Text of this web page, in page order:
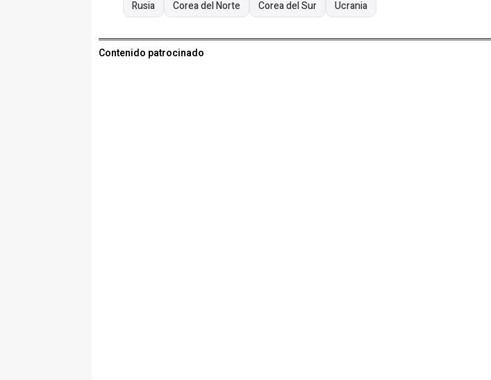
Rusia Corea del Norte Corea del Sur Ucrania
Contenido patrocinado